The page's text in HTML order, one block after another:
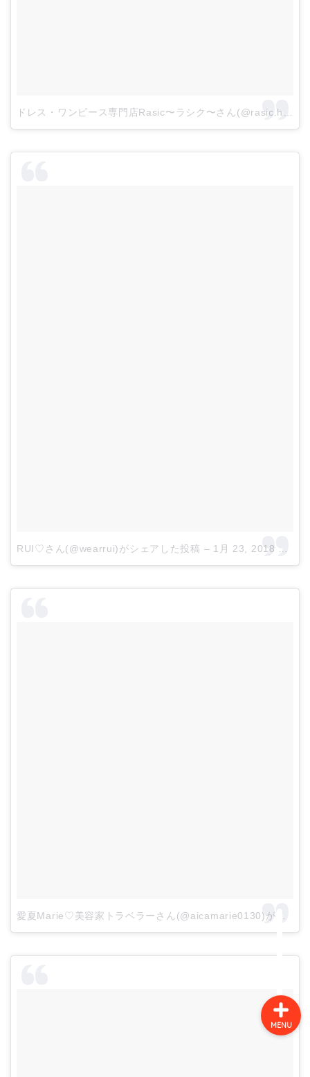
ドレス・ワンピース専門店Rasic〜ラシク〜さん(@rasic.happylife)がシェアした投稿
RUI♡さん(@wearrui)がシェアした投稿 – 1月 23, 2018 at 3:35午後 PST
愛夏Marie♡美容家トラベラーさん(@aicamarie0130)がシェアした投稿
MENU
スペイン